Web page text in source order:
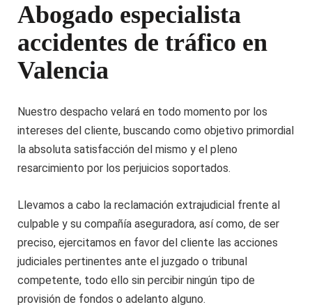
Abogado especialista
accidentes de tráfico en
Valencia
Nuestro despacho velará en todo momento por los
intereses del cliente, buscando como objetivo primordial
la absoluta satisfacción del mismo y el pleno
resarcimiento por los perjuicios soportados.
Llevamos a cabo la reclamación extrajudicial frente al
culpable y su compañía aseguradora, así como, de ser
preciso, ejercitamos en favor del cliente las acciones
judiciales pertinentes ante el juzgado o tribunal
competente, todo ello sin percibir ningún tipo de
provisión de fondos o adelanto alguno.